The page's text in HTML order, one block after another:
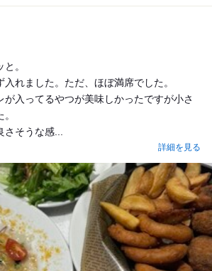
。
れました。ただ、ほぼ満席でした。
が入ってるやつが美味しかったですが小さ
そうな感...
詳細を見る